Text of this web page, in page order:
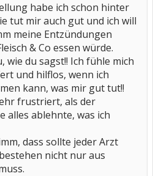
habe ich schon hinter
tut mir auch gut und ich will
meine Entzündungen
& Co essen würde.
wie du sagst!! Ich fühle mich
und hilflos, wenn ich
kann, was mir gut tut!!
frustriert, als der
alles ablehnte, was ich
dass sollte jeder Arzt
nicht nur aus